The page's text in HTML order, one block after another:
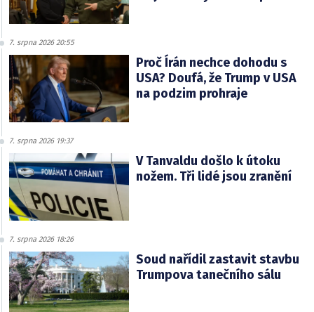
7. srpna 2026 20:55
Proč Írán nechce dohodu s
USA? Doufá, že Trump v USA
na podzim prohraje
7. srpna 2026 19:37
V Tanvaldu došlo k útoku
nožem. Tři lidé jsou zranění
7. srpna 2026 18:26
Soud nařídil zastavit stavbu
Trumpova tanečního sálu